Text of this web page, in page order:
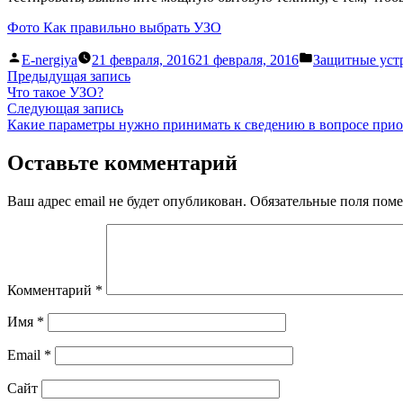
Фото Как правильно выбрать УЗО
Написано
автором
E-nergiya 21 февраля, 201621 февраля, 2016
Написано
Защитные
Навигация
по
записям
Предыдущая записьПредыдущая
Что такое УЗО?
Следующая записьСледующая
запись:
Какие параметры нужно принимать к сведению в вопросе
Оставьте комментарий
Ваш адрес email не будет опубликован. Обязательные поля
Комментарий *
Имя *
Email *
Сайт